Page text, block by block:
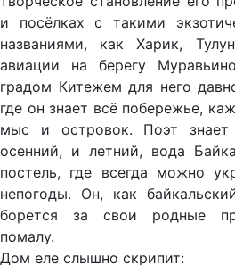
и посёлках с такими
названиями, как Харик,
авиации на берегу
градом Китежем для него
где он знает всё побережье,
мыс и островок. Поэт
осенний, и летний, вода
постель, где всегда можно
непогоды. Он, как
борется за свои родные
помалу.
Дом еле слышно скрипит: